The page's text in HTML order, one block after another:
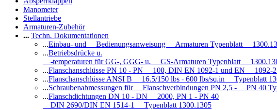
Manometer
Stellantriebe
Armaturen-Zubehör
... Techn. Dokumentationen
...Einbau- und Bedienungsanweisung Armaturen Typenblatt
...Betriebsdrücke u.
-temperaturen für GG-, GGG- u. GS-Armaturen Typenblatt
...Flanschanschlüsse PN 10 - PN 100, DIN EN 1092-1 und EN 1092-
...Flanschanschlüsse ANSI B 16.5/150 lbs - 600 lbs/sq.in Typenblatt
...Schraubenabmessungen für Flanschverbindungen PN 2,5 - PN 40
...Flanschdichtungen DN 10 - DN 2000, PN 1 - PN 40
DIN 2690/DIN EN 1514-1 Typenblatt 1300.1305